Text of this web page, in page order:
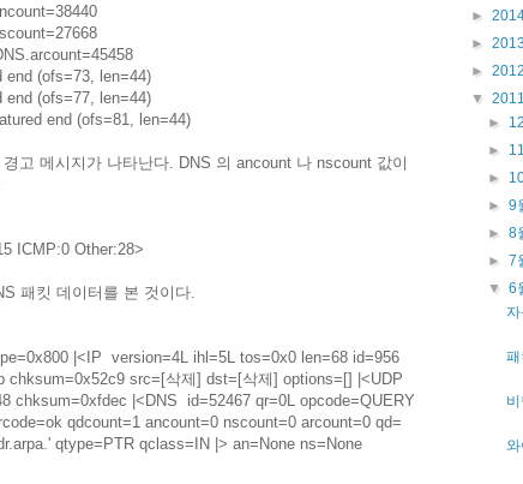
end (ofs=73, len=44)
end (ofs=77, len=44)
end (ofs=81, len=44)
고 메시지가 나타난다. DNS 의 ancount 나 nscount 값이
ICMP:0 Other:28>
패킷 데이터를 본 것이다.
|<IP version=4L ihl=5L tos=0x0 len=68 id=956
chksum=0x52c9 src=[삭제] dst=[삭제] options=[] |<UDP
chksum=0xfdec |<DNS id=52467 qr=0L opcode=QUERY
qdcount=1 ancount=0 nscount=0 arcount=0 qd=
qtype=PTR qclass=IN |> an=None ns=None
►
►
►
▼
►
►
►
►9
►8
►7
▼6